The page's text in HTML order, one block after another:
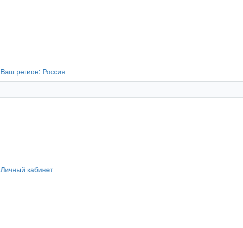
Ваш регион: Россия
Личный кабинет